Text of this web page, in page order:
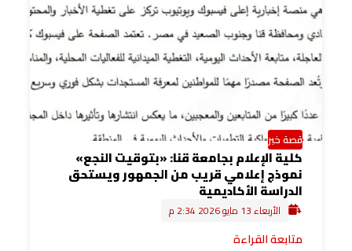
قصة خبر
كلية الإعلام بجامعة قنا: «بتوقيت النجع»
نموذج إعلامي قريب من الجمهور ويستحق
الدراسة الأكاديمية
الأربعاء 13 مايو 2026 2:34 م
متابعة القراءة